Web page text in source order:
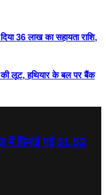
36 लाख का सहायता राशि,
लूट, हथियार के बल पर बैंक
में छिपाई गई 31.53